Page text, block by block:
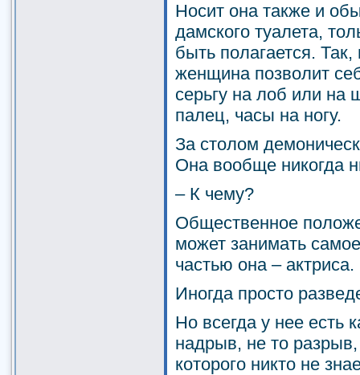
Носит она также и
дамского туалета,
быть полагается.
женщина позволит
серьгу на лоб или
палец, часы на ногу.
За столом
Она вообще никогда
– К чему?
Общественное
может занимать
частью она – актриса.
Иногда просто
Но всегда у нее есть
надрыв, не то разрыв,
которого никто не